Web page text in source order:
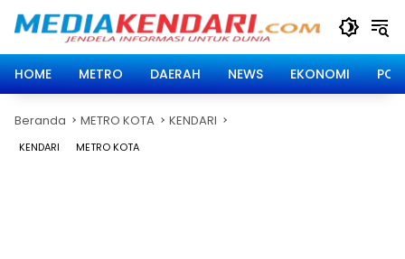
HOME
METRO DAERAH NEWS EKONOMI
Beranda METRO KOTA KENDARI
KENDARI METRO KOTA